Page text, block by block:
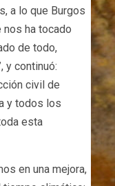
a lo que Burgos
ha tocado
de todo,
y continuó:
civil de
y todos los
esta
en una mejora,